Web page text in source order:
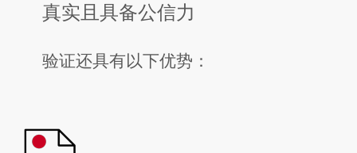
真实且具备公信力
验证还具有以下优势：